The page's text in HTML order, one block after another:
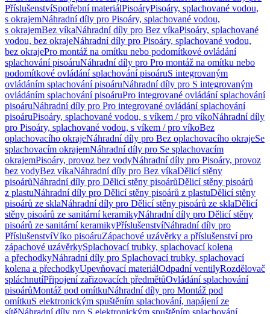
PříslušenstvíSpotřební materiálPisoáryPisoáry, splachované vodou,
s okrajemNáhradní díly pro Pisoáry, splachované vodou,
s okrajemBez víkaNáhradní díly pro Bez víkaPisoáry, splachované
vodou, bez okrajeNáhradní díly pro Pisoáry, splachované vodou,
bez okrajePro montáž na omítku nebo podomítkové ovládání
splachování pisoáruNáhradní díly pro Pro montáž na omítku nebo
podomítkové ovládání splachování pisoáruS integrovaným
ovládáním splachování pisoáruNáhradní díly pro S integrovaným
ovládáním splachování pisoáruPro integrované ovládání splachování
pisoáruNáhradní díly pro Pro integrované ovládání splachování
pisoáruPisoáry, splachované vodou, s víkem / pro víkoNáhradní díly
pro Pisoáry, splachované vodou, s víkem / pro víkoBez
oplachovacího okrajeNáhradní díly pro Bez oplachovacího okrajeSe
splachovacím okrajemNáhradní díly pro Se splachovacím
okrajemPisoáry, provoz bez vodyNáhradní díly pro Pisoáry, provoz
bez vodyBez víkaNáhradní díly pro Bez víkaDělicí stěny
pisoárůNáhradní díly pro Dělicí stěny pisoárůDělicí stěny pisoárů
z plastuNáhradní díly pro Dělicí stěny pisoárů z plastuDělicí stěny
pisoárů ze sklaNáhradní díly pro Dělicí stěny pisoárů ze sklaDělicí
stěny pisoárů ze sanitární keramikyNáhradní díly pro Dělicí stěny
pisoárů ze sanitární keramikyPříslušenstvíNáhradní díly pro
PříslušenstvíVíko pisoáruZápachové uzávěrky a příslušenství pro
zápachové uzávěrkySplachovací trubky, splachovací kolena
a přechodkyNáhradní díly pro Splachovací trubky, splachovací
kolena a přechodkyUpevňovací materiálOdpadní ventilyRozdělovač
spláchnutíPřipojení zařizovacích předmětůOvládání splachování
pisoárůMontáž pod omítkuNáhradní díly pro Montáž pod
omítkuS elektronickým spuštěním splachování, napájení ze
sítěNáhradní díly pro S elektronickým spuštěním splachování,